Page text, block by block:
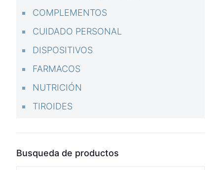
COMPLEMENTOS
CUIDADO PERSONAL
DISPOSITIVOS
FARMACOS
NUTRICIÓN
TIROIDES
Busqueda de productos